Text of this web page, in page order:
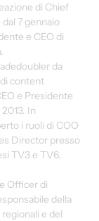
di Chief
7 gennaio
e CEO di
da
content
e Presidente
In
i ruoli di COO
Director presso
TV3 e TV6.
Officer di
della
e del